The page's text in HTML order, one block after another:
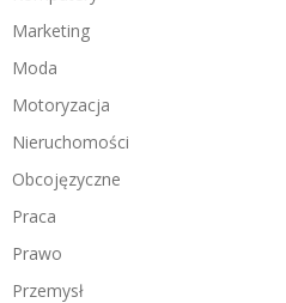
Marketing
Moda
Motoryzacja
Nieruchomości
Obcojęzyczne
Praca
Prawo
Przemysł